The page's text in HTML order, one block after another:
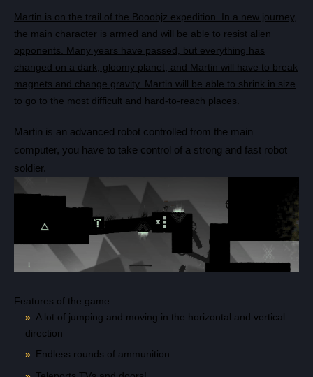
Martin is on the trail of the Booobjz expedition. In a new journey,
the main character is armed and will be able to resist alien
opponents. Many years have passed, but everything has
changed on a dark, gloomy planet, and Martin will have to break
magnets and change gravity. Martin will be able to shrink in size
to go to the most difficult and hard-to-reach places.
Martin is an advanced robot controlled from the main
computer, you have to take control of a strong and fast robot
soldier.
Features of the game:
A lot of jumping and moving in the horizontal and vertical
direction
Endless rounds of ammunition
Всего позиций в корзине
Всего товара в корзине
(шт)
Сумма к оплате (без скидок)